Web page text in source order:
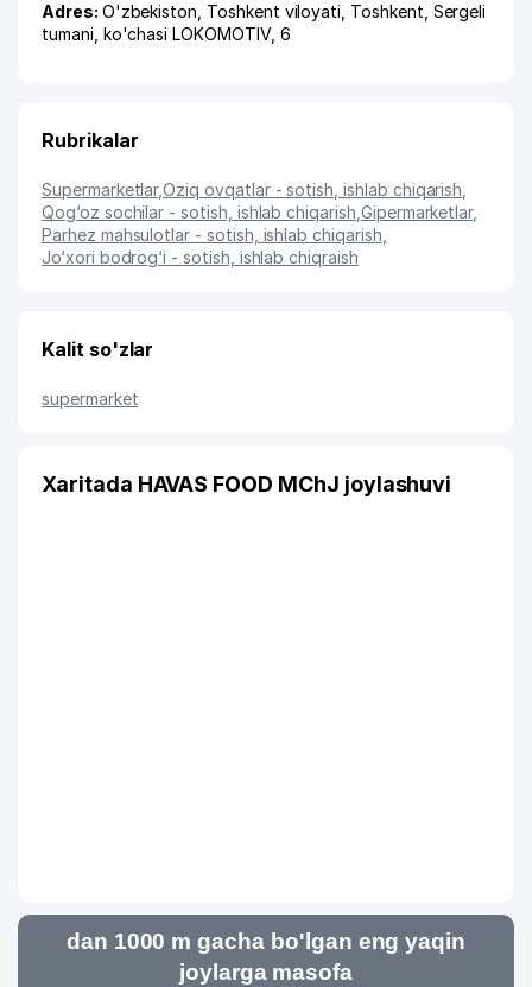
Adres: O'zbekiston, Toshkent viloyati Toshkent Sergeli
tumani ko'chasi LOKOMOTIV, 6
Rubrikalar
Supermarketlar,Oziq ovqatlar - sotish, ishlab chiqarish
Qog‘oz sochilar - sotish, ishlab chiqarish Gipermarketlar,
Parhez mahsulotlar - sotish, ishlab chiqarish
Jo‘xori bodrog‘i - sotish, ishlab chiqraish
Kalit so'zlar
supermarket
Xaritada HAVAS FOOD MChJ joylashuvi
dan 1000 m gacha bo'lgan eng yaqin
joylarga masofa